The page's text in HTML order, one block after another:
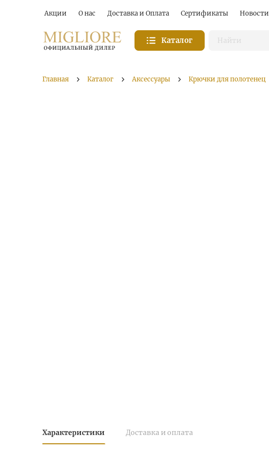
Акции О нас Доставка и Оплата Сертификаты Новости
Каталог
Главная Каталог Аксессуары Крючки для полотенец
Характеристики Доставка и оплата